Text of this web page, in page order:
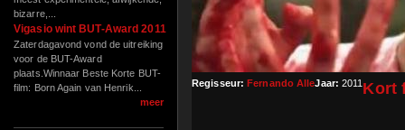
bizarre,...
Vigasio wint BUT-Award 2011
Zaterdagavond vond de uitreiking
voor de BUT-Award
plaats.Winnaar Beste Korte BUT-
film: Born Again van Henrik...
meer
Regisseur:Fernando AlleJaar:2011 Kort